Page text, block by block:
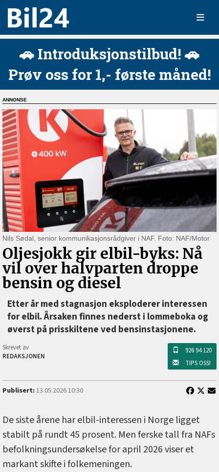
🚗 Introduksjonstilbud! 🚗
Prøv oss for 1,- første måned!
Nils Sødal, senior kommunikasjonsrådgiver i NAF. Foto: NAF/Motor
Oljesjokk gir elbil-byks: Nå
vil over halvparten droppe
bensin og diesel
Etter år med stagnasjon eksploderer interessen
for elbil. Årsaken finnes nederst i lommeboka og
øverst på prisskiltene ved bensinstasjonene.
Skrevet av
REDAKSJONEN
926 94 120
TIPS OSS!
Publisert:13.05.2026 10:30
De siste årene har elbil-interessen i Norge ligget
stabilt på rundt 45 prosent. Men ferske tall fra NAFs
befolkningsundersøkelse for april 2026 viser et
markant skifte i folkemeningen.